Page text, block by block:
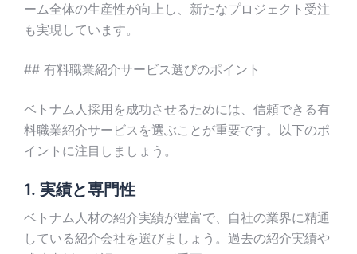
ーム全体の生産性が向上し、新たなプロジェクト受注
も実現しています。
## 有料職業紹介サービス選びのポイント
ベトナム人採用を成功させるためには、信頼できる有
料職業紹介サービスを選ぶことが重要です。以下のポ
イントに注目しましょう。
1. 実績と専門性
ベトナム人材の紹介実績が豊富で、自社の業界に精通
している紹介会社を選びましょう。過去の紹介実績や